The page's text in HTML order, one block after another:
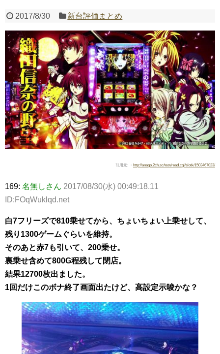
Powered by livedoor 相互RSS
2017/8/30 新台評価まとめ
引用元: ・ http://anago.2ch.sc/test/read.cgi/slotk/1503467023/
169: 名無しさん 2017/08/30(水) 00:49:18.11
ID:FOqWuklqd.net
白7フリーズで810乗せてから、ちょいちょい上乗せして、
残り1300ゲームぐらいを維持。
そのあと赤7も引いて、200乗せ。
裏乗せ含めて800G程残して閉店。
結果12700枚出ました。
1回だけこのボナ終了画面出たけど、高設定示唆かな？